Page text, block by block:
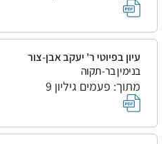
עיון בפיוטי ר' יעקב אבן-צור
בנימין בר-תקוה
מתוך: פעמים גיליון 9